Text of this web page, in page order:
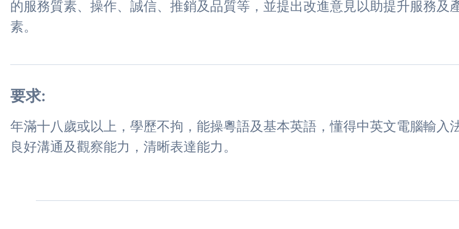
的服務質素、操作、誠信、推銷及品質等，並提出改進意見以助提升服務及
素。
要求:
年滿十八歲或以上，學歷不拘，能操粵語及基本英語，懂得中英文電腦輸入
良好溝通及觀察能力，清晰表達能力。